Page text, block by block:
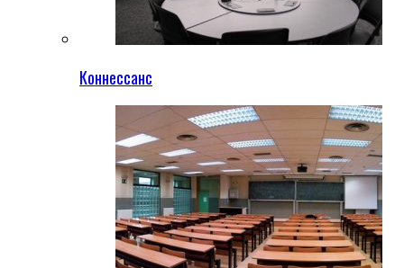
Коннессанс